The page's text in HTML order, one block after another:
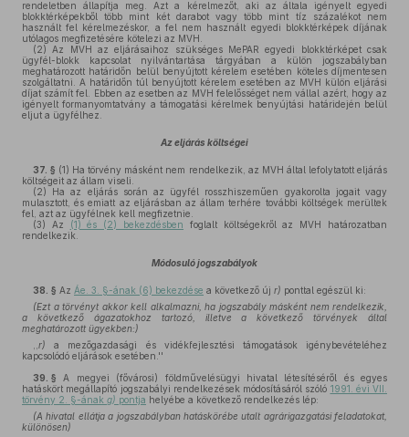
rendeletben állapítja meg. Azt a kérelmezőt, aki az általa igényelt egyedi
blokktérképekből több mint két darabot vagy több mint tíz százalékot nem
használt fel kérelmezéskor, a fel nem használt egyedi blokktérképek díjának
utólagos megfizetésére kötelezi az MVH.
(2) Az MVH az eljárásaihoz szükséges MePAR egyedi blokktérképet csak
ügyfél-blokk kapcsolat nyilvántartása tárgyában a külön jogszabályban
meghatározott határidőn belül benyújtott kérelem esetében köteles díjmentesen
szolgáltatni. A határidőn túl benyújtott kérelem esetében az MVH külön eljárási
díjat számít fel. Ebben az esetben az MVH felelősséget nem vállal azért, hogy az
igényelt formanyomtatvány a támogatási kérelmek benyújtási határidején belül
eljut a ügyfélhez.
Az eljárás költségei
37. § (1) Ha törvény másként nem rendelkezik, az MVH által lefolytatott eljárás
költségeit az állam viseli.
(2) Ha az eljárás során az ügyfél rosszhiszeműen gyakorolta jogait vagy
mulasztott, és emiatt az eljárásban az állam terhére további költségek merültek
fel, azt az ügyfélnek kell megfizetnie.
(3) Az (1) és (2) bekezdésben foglalt költségekről az MVH határozatban
rendelkezik.
Módosuló jogszabályok
38. § Az Áe. 3. §-ának (6) bekezdése a következő új r) ponttal egészül ki:
(Ezt a törvényt akkor kell alkalmazni, ha jogszabály másként nem rendelkezik,
a következő ágazatokhoz tartozó, illetve a következő törvények által
meghatározott ügyekben:)
r) a mezőgazdasági és vidékfejlesztési támogatások igénybevételéhez
kapcsolódó eljárások esetében.''
39. § A megyei (fővárosi) földművelésügyi hivatal létesítéséről és egyes
hatáskört megállapító jogszabályi rendelkezések módosításáról szóló 1991. évi VII.
törvény 2. §-ának g) pontja helyébe a következő rendelkezés lép:
(A hivatal ellátja a jogszabályban hatáskörébe utalt agrárigazgatási feladatokat,
különösen)